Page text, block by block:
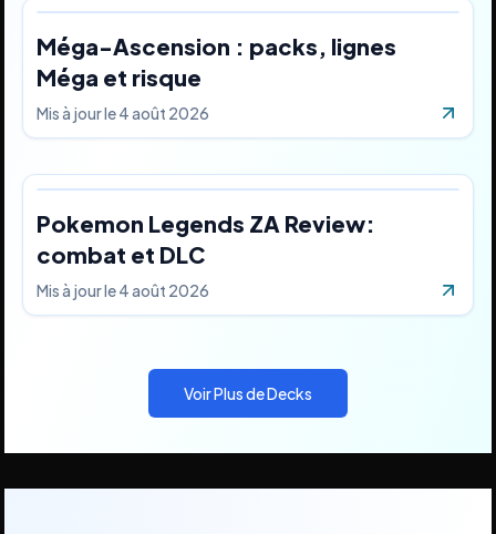
Méga-Ascension : packs, lignes
Méga et risque
Mis à jour le4 août 2026
Pokemon Legends ZA Review:
combat et DLC
Mis à jour le4 août 2026
Voir Plus de Decks